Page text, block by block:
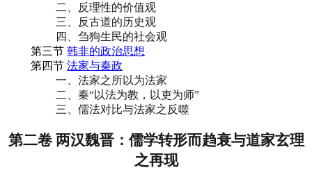
二、反理性的价值观
三、反古道的历史观
四、刍狗生民的社会观
第三节 韩非的政治思想
第四节 法家与秦政
一、法家之所以为法家
二、秦“以法为教，以吏为师”
三、儒法对比与法家之反噬
第二卷 两汉魏晋：儒学转形而趋衰与道家玄理
之再现